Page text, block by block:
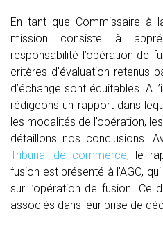
En tant que Commissaire à
mission consiste à
responsabilité l’opération de
critères d’évaluation retenus
d’échange sont équitables. A
rédigeons un rapport dans
les modalités de l’opération,
détaillons nos conclusions.
Tribunal de commerce, le
fusion est présenté à l’AGO,
sur l’opération de fusion. Ce
associés dans leur prise de